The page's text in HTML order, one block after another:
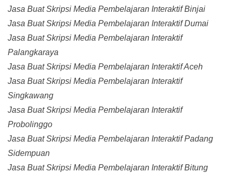
Jasa Buat Skripsi Media Pembelajaran Interaktif Binjai
Jasa Buat Skripsi Media Pembelajaran Interaktif Dumai
Jasa Buat Skripsi Media Pembelajaran Interaktif
Palangkaraya
Jasa Buat Skripsi Media Pembelajaran Interaktif Aceh
Jasa Buat Skripsi Media Pembelajaran Interaktif
Singkawang
Jasa Buat Skripsi Media Pembelajaran Interaktif
Probolinggo
Jasa Buat Skripsi Media Pembelajaran Interaktif Padang
Sidempuan
Jasa Buat Skripsi Media Pembelajaran Interaktif Bitung